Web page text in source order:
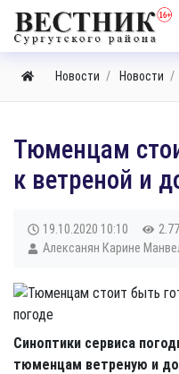
Новости Новости
Тюменцам
к ветреной и
19.10.2020 10:10
Алексанян Карине
Синоптики сервиса
тюменцам ветреную и